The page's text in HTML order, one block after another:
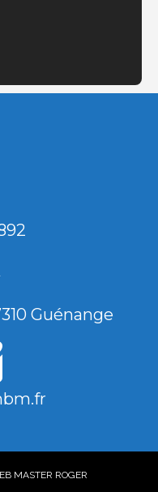
Guénange
MASTER ROGER